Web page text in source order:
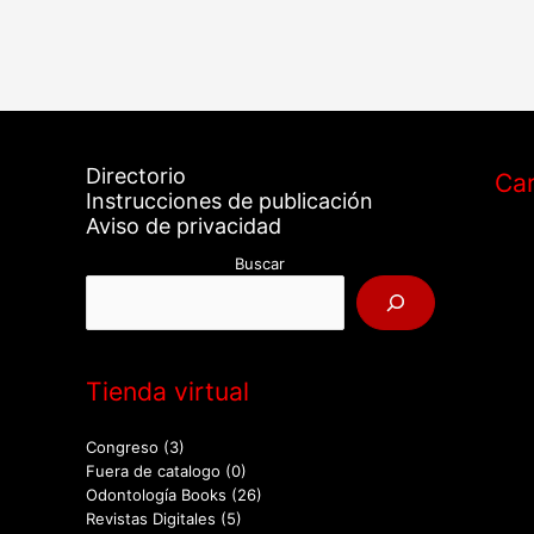
Directorio
Instrucciones de publicación
Aviso de privacidad
Buscar
Tienda virtual
Congreso (3)
Fuera de catalogo (0)
Odontología Books (26)
Revistas Digitales (5)